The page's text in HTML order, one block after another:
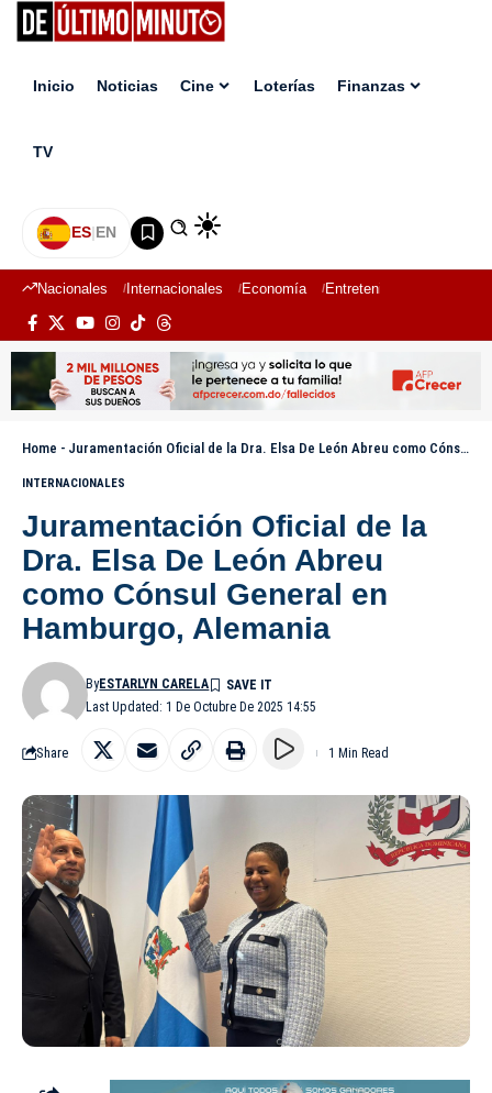
Inicio Noticias Cine Loterías Finanzas
TV
ES|EN
Nacionales Internacionales Economía Entretenimiento
Home - Juramentación Oficial de la Dra. Elsa De León Abreu como Cónsul General en Hamburgo, Alemania
INTERNACIONALES
Juramentación Oficial de la
Dra. Elsa De León Abreu
como Cónsul General en
Hamburgo, Alemania
Last Updated: 1 De Octubre De 2025 14:55
ByESTARLYN CARELA
Share 1 Min Read